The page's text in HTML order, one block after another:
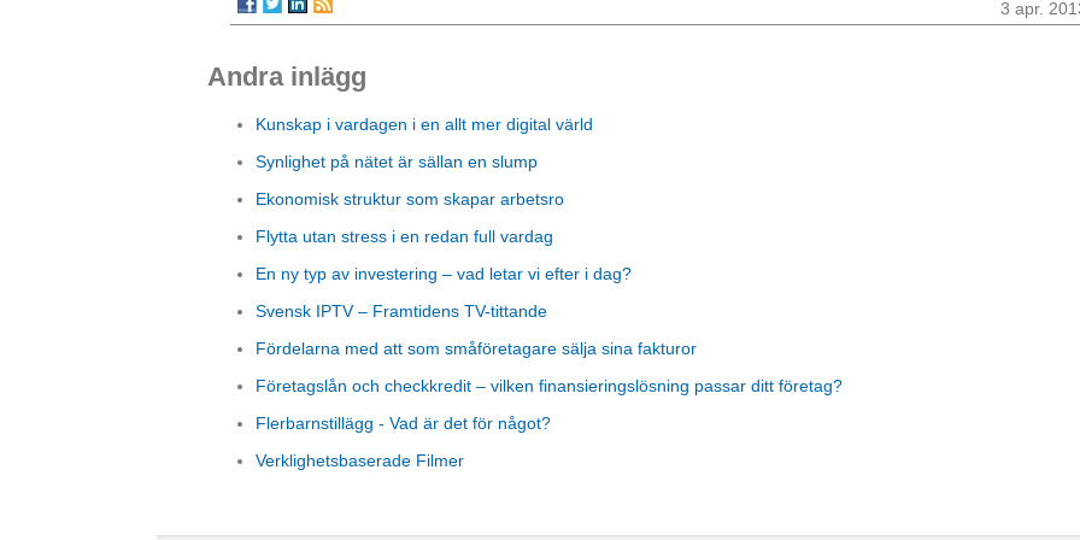
3 apr.
Andra inlägg
Kunskap i vardagen i en allt mer digital värld
Synlighet på nätet är sällan en slump
Ekonomisk struktur som skapar arbetsro
Flytta utan stress i en redan full vardag
En ny typ av investering – vad letar vi efter i dag?
Svensk IPTV – Framtidens TV-tittande
Fördelarna med att som småföretagare sälja sina fakturor
Företagslån och checkkredit – vilken finansieringslösning passar ditt företag?
Flerbarnstillägg - Vad är det för något?
Verklighetsbaserade Filmer